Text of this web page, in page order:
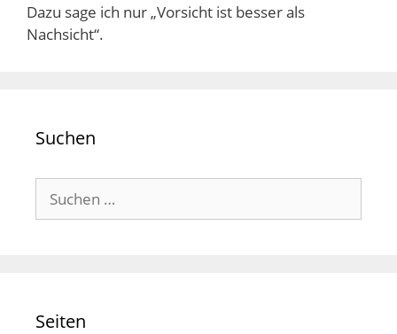
Dazu sage ich nur „Vorsicht ist besser als
Nachsicht“.
Suchen
nach:
Seiten